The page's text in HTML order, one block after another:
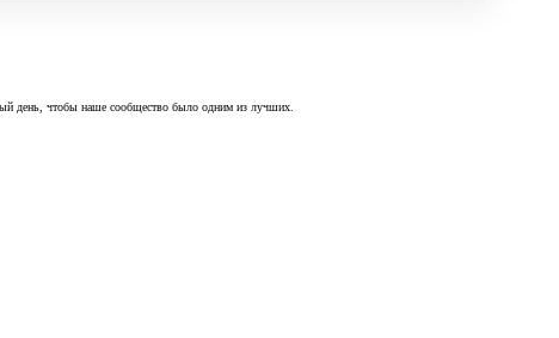
день, чтобы наше сообщество было одним из лучших.